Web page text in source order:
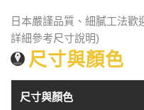
日本嚴謹品質、細膩工法
詳細參考尺寸說明)
尺寸與顏色
尺寸與顏色